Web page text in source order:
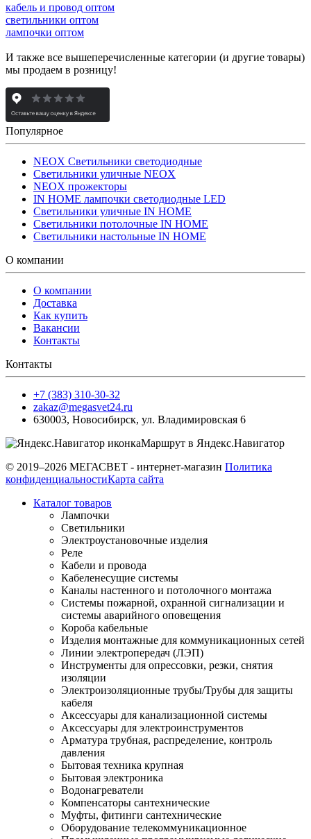
кабель и провод оптом
светильники оптом
лампочки оптом
И также все вышеперечисленные категории (и другие товары)
мы продаем в розницу!
Популярное
NEOX Светильники светодиодные
Светильники уличные NEOX
NEOX прожекторы
IN HOME лампочки светодиодные LED
Светильники уличные IN HOME
Светильники потолочные IN HOME
Светильники настольные IN HOME
О компании
О компании
Доставка
Как купить
Вакансии
Контакты
Контакты
+7 (383) 310-30-32
zakaz@megasvet24.ru
630003, Новосибирск, ул. Владимировская 6
Маршрут в Яндекс.Навигатор
© 2019–2026 МЕГАСВЕТ - интернет-магазин Политика
конфиденциальностиКарта сайта
Каталог товаров
Лампочки
Светильники
Электроустановочные изделия
Реле
Кабели и провода
Кабеленесущие системы
Каналы настенного и потолочного монтажа
Системы пожарной, охранной сигнализации и
системы аварийного оповещения
Короба кабельные
Изделия монтажные для коммуникационных сетей
Линии электропередач (ЛЭП)
Инструменты для опрессовки, резки, снятия
изоляции
Электроизоляционные трубы/Трубы для защиты
кабеля
Аксессуары для канализационной системы
Аксессуары для электроинструментов
Арматура трубная, распределение, контроль
давления
Бытовая техника крупная
Бытовая электроника
Водонагреватели
Компенсаторы сантехнические
Муфты, фитинги сантехнические
Оборудование телекоммуникационное